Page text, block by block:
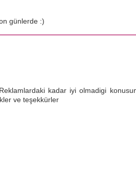
günlerde :)
kadar iyi olmadigi
ve teşekkürler